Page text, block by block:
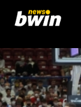
contenuto